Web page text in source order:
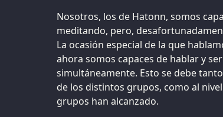
Nosotros, los de Hatonn, somos
meditando, pero,
La ocasión especial de la que
ahora somos capaces de hablar y
simultáneamente. Esto se debe
de los distintos grupos, como al
grupos han alcanzado.